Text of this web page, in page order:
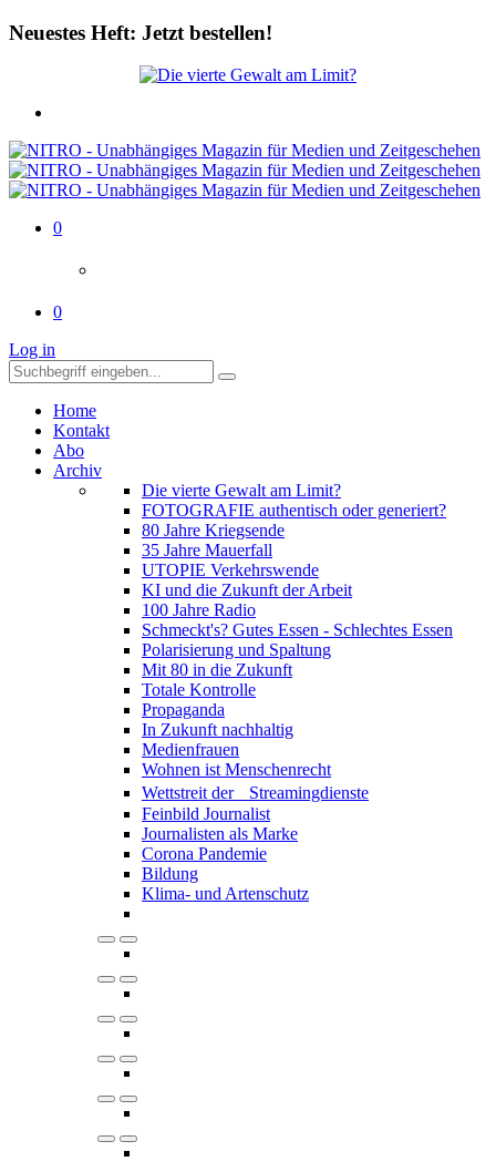
Neuestes Heft: Jetzt bestellen!
0
0
Log in
Home
Kontakt
Abo
Archiv
Die vierte Gewalt am Limit?
FOTOGRAFIE authentisch oder generiert?
80 Jahre Kriegsende
35 Jahre Mauerfall
UTOPIE Verkehrswende
KI und die Zukunft der Arbeit
100 Jahre Radio
Schmeckt's? Gutes Essen - Schlechtes Essen
Polarisierung und Spaltung
Mit 80 in die Zukunft
Totale Kontrolle
Propaganda
In Zukunft nachhaltig
Medienfrauen
Wohnen ist Menschenrecht
Wettstreit der Streamingdienste
Feinbild Journalist
Journalisten als Marke
Corona Pandemie
Bildung
Klima- und Artenschutz